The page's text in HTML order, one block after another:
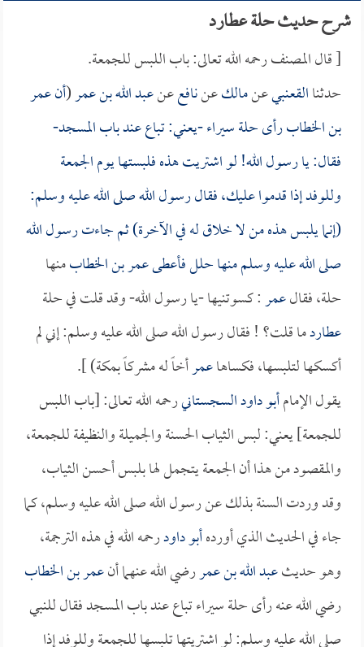
شرح حديث حلة عطارد
[ قال المصنف رحمه الله تعالى: باب اللبس للجمعة.
حدثناالقعنبيعنمالكعننافععنعبد الله بن عمر(أنعمر
بن الخطابرأى حلة سيراء -يعني: تباع عند باب المسجد-
فقال: يا رسول الله! لو اشتريت هذه فلبستها يوم الجمعة
وللوفد إذا قدموا عليك، فقال رسول الله صلى الله عليه وسلم:
(إنما يلبس هذه من لا خلاق له في الآخرة) ثم جاءت رسول الله
صلى الله عليه وسلم منها حلل فأعطىعمر بن الخطابمنها
حلة، فقالعمر: كسوتنيها -يا رسول الله- وقد قلت في حلة
عطاردما قلت؟ ! فقال رسول الله صلى الله عليه وسلم: إني لم
أكسكها لتلبسها، فكساهاعمرأخاً له مشركاً بمكة) ].
يقول الإمامأبو داود السجستانيرحمه الله تعالى: [باب اللبس
للجمعة] يعني: لبس الثياب الحسنة والجميلة والنظيفة للجمعة،
والمقصود من هذا أن الجمعة يتجمل لها بلبس أحسن الثياب،
وقد وردت السنة بذلك عن رسول الله صلى الله عليه وسلم، كما
جاء في الحديث الذي أوردهأبو داودرحمه الله في هذه الترجمة،
وهو حديثعبد الله بن عمررضي الله عنهما أنعمر بن الخطاب
رضي الله عنه رأى حلة سيراء تباع عند باب المسجد فقال للنبي